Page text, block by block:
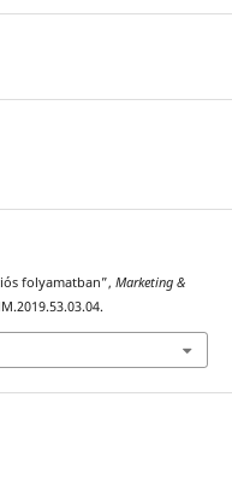
folyamatban”, Marketing &